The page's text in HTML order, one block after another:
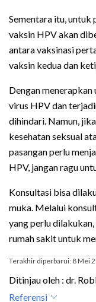
Sementara itu, untuk
vaksin HPV akan
antara vaksinasi
vaksin kedua dan
Dengan
virus HPV dan
dihindari. Namun,
kesehatan seksual
pasangan perlu
HPV, jangan ragu
Konsultasi bisa
muka. Melalui
yang perlu
rumah sakit untuk
Terakhir diperbarui: 8 Mei